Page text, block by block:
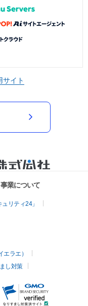
サイト
業について
リティ24」
ラエ）
し対策